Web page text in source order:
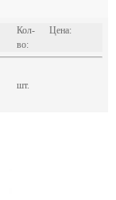
Кол-
во:
Цена:
шт.